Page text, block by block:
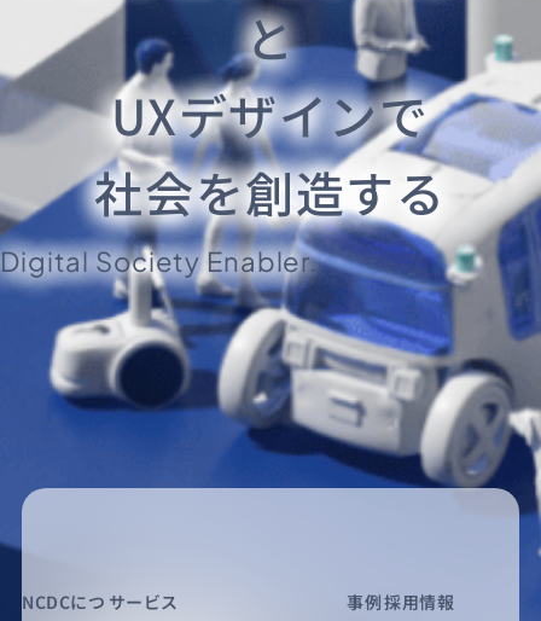
と
UXデザインで
社会を創造する
Digital Society Enabler.
NCDCにつ サービス
事例採用情報